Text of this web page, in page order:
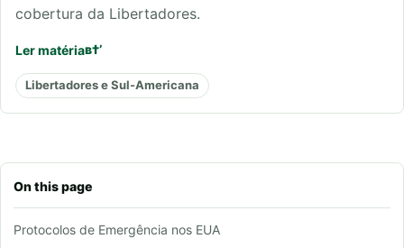
On this page
Protocolos de Emergência nos EUA
cobertura da Libertadores.
Ler matéria
Libertadores e Sul-Americana